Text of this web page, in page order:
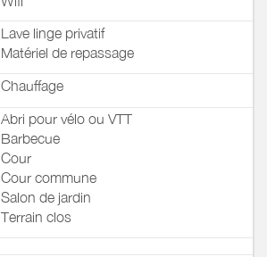
Lave linge privatif
Matériel de repassage
Chauffage
Abri pour vélo ou VTT
Barbecue
Cour
Cour commune
Salon de jardin
Terrain clos